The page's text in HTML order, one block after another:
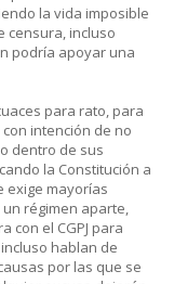
la vida imposible
censura, incluso
podría apoyar una
para rato, para
intención de no
dentro de sus
la Constitución a
exige mayorías
régimen aparte,
con el CGPJ para
hablan de
por las que se